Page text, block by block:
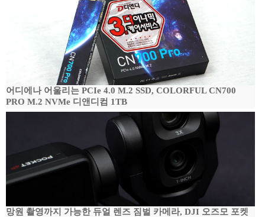
어디에나 어울리는 PCIe 4.0 M.2 SSD, COLORFUL CN700
PRO M.2 NVMe 디앤디컴 1TB
망원 촬영까지 가능한 듀얼 렌즈 짐벌 카메라, DJI 오즈모 포켓